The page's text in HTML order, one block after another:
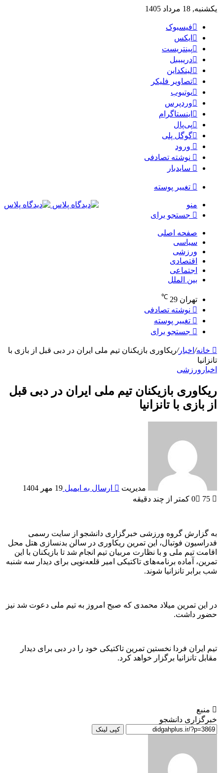
یکشنبه, 18 مرداد 1405
فیسبوک
ایکس
پینتریست
دریبببل
لینکداین
تصاویر فلیکر
یوتیوب
وردپرس
اینستاگرام
پی‌پال
گوگل پلی
ورود
نوشته تصادفی
سایدبار
تغییر پوسته
منو
جستجو برای
صفحه اصلی
سیاسی
ورزشی
اقتصادی
اجتماعی
بین الملل
تهران 29
℃
نوشته تصادفی
تغییر پوسته
جستجو برای
خانه/ اخبار/ریکاوری بازیکنان تیم ملی ایران در دبی قبل از بازی با
تانزانیا
اخبار ورزشی
ریکاوری بازیکنان تیم ملی ایران در دبی قبل
از بازی با تانزانیا
مدیریت ارسال به ایمیل 19 مهر 1404
0
75 کمتر از چند دقیقه
به گزارش گروه ورزشی خبرگزاری دانشجو از سایت رسمی
فدراسیون فوتبال، این تمرین ریکاوری در سالن بدنسازی هتل محل
اقامت تیم ملی و با نظارت مربیان تیم انجام شد تا بازیکنان با این
تمرین، آماده برنامه‌های تاکتیکی امیر قلعه‌نویی برای دیدار سه شنبه
شب برابر تانزانیا شوند.
در این تمرین میلاد محمدی که صبح امروز به تیم ملی دعوت شد نیز
حضور داشت.
تیم ایران فردا نخستین تمرین تاکتیکی خود را در دبی برای دیدار
مقابل تانزانیا برگزار خواهد کرد.
منبع
خبرگزاری دانشجو
کپی لینک